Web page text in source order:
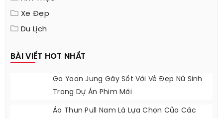
Xe Đẹp
Du Lịch
BÀI VIẾT HOT NHẤT
Go Yoon Jung Gây Sốt Với Vẻ Đẹp Nữ Sinh
Trong Dự Án Phim Mới
Áo Thun Pull Nam Là Lựa Chọn Của Các